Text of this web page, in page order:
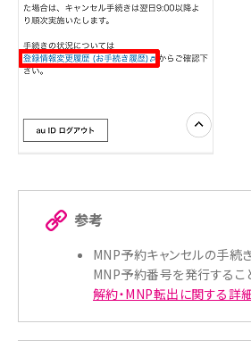
参考
MNP予約キャンセルの手続
MNP予約番号を発行するこ
解約・MNP転出に関する詳